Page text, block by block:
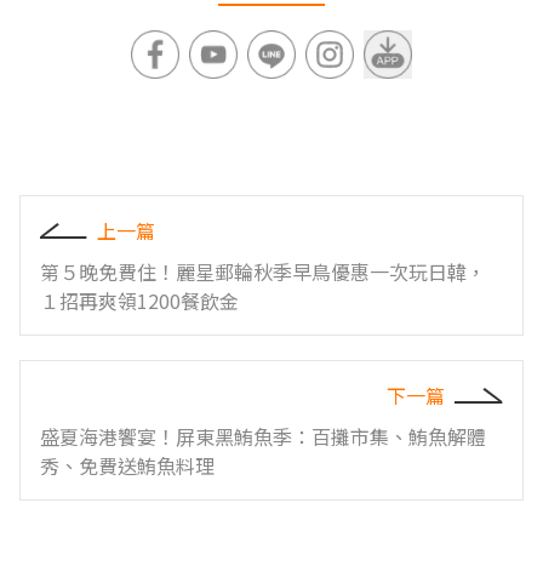
上一篇
第５晚免費住！麗星郵輪秋季早鳥優惠一次玩日韓，
１招再爽領1200餐飲金
下一篇
盛夏海港饗宴！屏東黑鮪魚季：百攤市集、鮪魚解體
秀、免費送鮪魚料理